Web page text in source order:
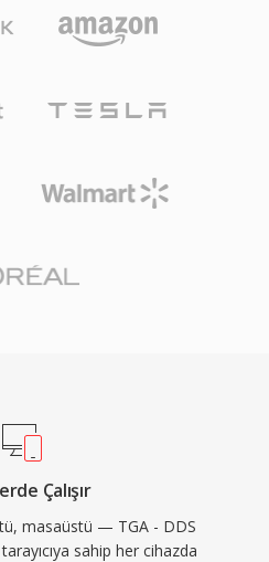
Çalışır
masaüstü — TGA - DDS
sahip her cihazda